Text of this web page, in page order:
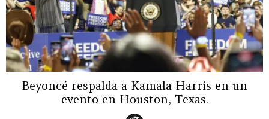
Beyoncé respalda a Kamala Harris en un
evento en Houston, Texas.